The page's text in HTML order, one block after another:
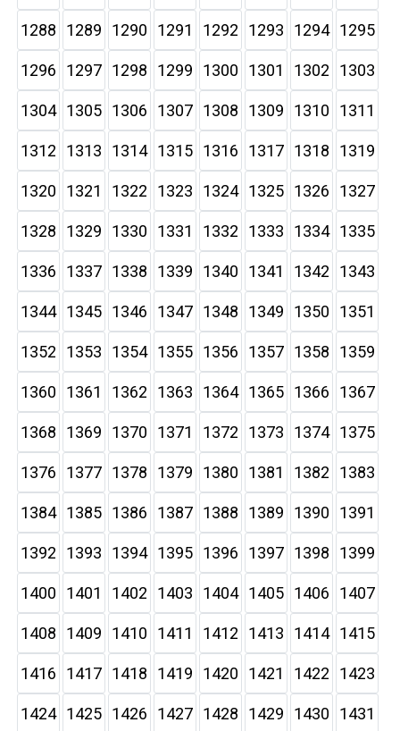
1288 1289 1290 1291 1292 1293 1294 1295
1296 1297 1298 1299 1300 1301 1302 1303
1304 1305 1306 1307 1308 1309 1310 1311
1312 1313 1314 1315 1316 1317 1318 1319
1320 1321 1322 1323 1324 1325 1326 1327
1328 1329 1330 1331 1332 1333 1334 1335
1336 1337 1338 1339 1340 1341 1342 1343
1344 1345 1346 1347 1348 1349 1350 1351
1352 1353 1354 1355 1356 1357 1358 1359
1360 1361 1362 1363 1364 1365 1366 1367
1368 1369 1370 1371 1372 1373 1374 1375
1376 1377 1378 1379 1380 1381 1382 1383
1384 1385 1386 1387 1388 1389 1390 1391
1392 1393 1394 1395 1396 1397 1398 1399
1400 1401 1402 1403 1404 1405 1406 1407
1408 1409 1410 1411 1412 1413 1414 1415
1416 1417 1418 1419 1420 1421 1422 1423
1424 1425 1426 1427 1428 1429 1430 1431